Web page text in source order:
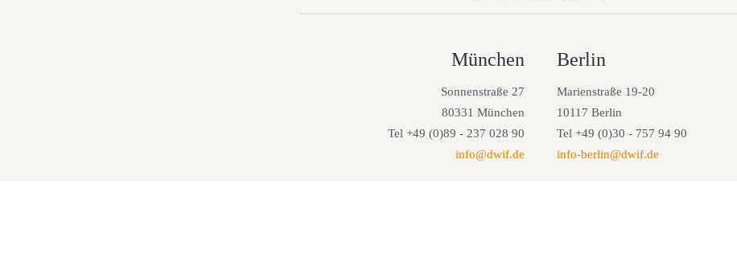
München
Sonnenstraße 27
80331 München
Tel +49 (0)89 - 237 028 90
info@dwif.de
Berlin
Marienstraße 19-20
10117 Berlin
Tel +49 (0)30 - 757 94 90
info-berlin@dwif.de